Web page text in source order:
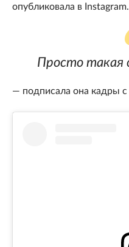
опубликовала в Instagram.
Просто такая
— подписала она кадры